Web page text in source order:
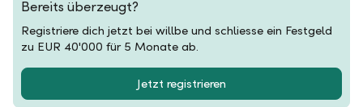
Bereits überzeugt?
Registriere dich jetzt bei willbe und schliesse ein Festgeld
zu EUR 40'000 für 5 Monate ab.
Jetzt registrieren